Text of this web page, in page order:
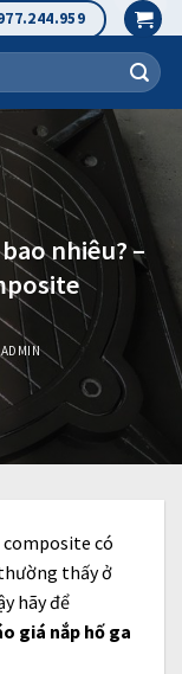
nhiêu? –
ADMIN
composite có
thấy ở
hãy để
giá nắp hố ga